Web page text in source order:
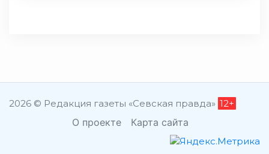
2026 © Редакция газеты «Севская правда» 12+
О проекте Карта сайта